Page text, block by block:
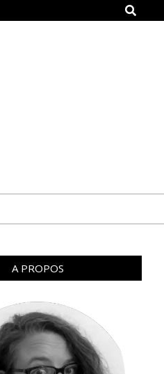
Search
A PROPOS